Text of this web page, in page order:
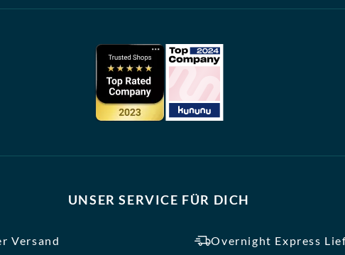
UNSER SERVICE FÜR DICH
Versand Overnight Express